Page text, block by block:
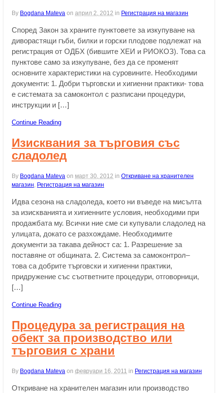
By Bogdana Mateva on април 2, 2012 in Регистрация на магазин
Според Закон за храните пунктовете за изкупуване на
диворастящи гъби, билки и горски плодове подлежат на
регистрация от ОДБХ (бившите ХЕИ и РИОКОЗ). Това са
пунктове само за изкупуване, без да се променят
основните характеристики на суровините. Необходими
документи: 1. Добри търговски и хигиенни практики- това
е системата за самоконтол с разписани процедури,
инструкции и […]
Continue Reading
Изисквания за търговия със
сладолед
By Bogdana Mateva on март 30, 2012 in Откриване на хранителен
магазин, Регистрация на магазин
Идва сезона на сладоледа, което ни въведе на мисълта
за изискванията и хигиенните условия, необходими при
продажбата му. Всички ние сме си купували сладолед на
улицата, докато се разхождаме. Необходимите
документи за такава дейност са: 1. Разрешение за
поставяне от общината. 2. Система за самоконтрол–
това са добрите търговски и хигиенни практики,
придружение със съответните процедури, отговорници,
[…]
Continue Reading
Процедура за регистрация на
обект за производство или
търговия с храни
By Bogdana Mateva on февруари 16, 2011 in Регистрация на магазин
Откриване на хранителен магазин или производство